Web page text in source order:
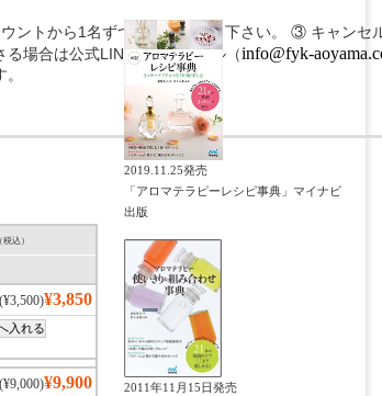
ントから1名ずつ予約をお取り下さい。 ③ キャンセ
場合は公式LINEまたはメール（info@fyk-
税込）
(¥3,500)¥3,850
(¥9,000)¥9,900
2019.11.25発売
「アロマテラピーレシピ事典」マイナビ
出版
2011年11月15日発売